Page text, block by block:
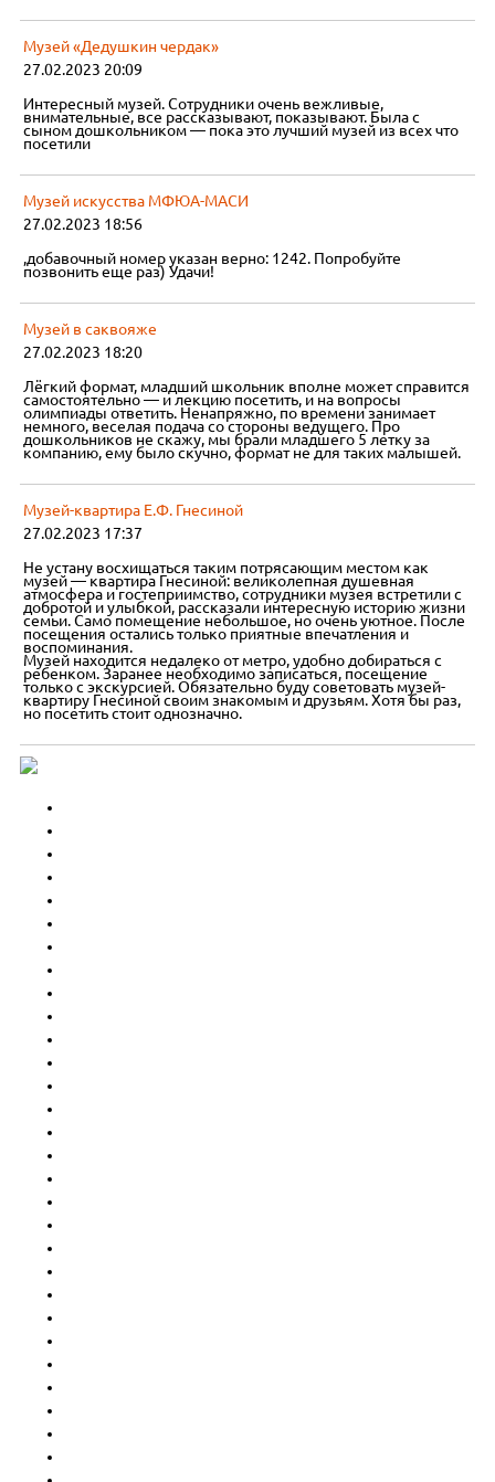
Музей «Дедушкин чердак»
27.02.2023 20:09
Интересный музей. Сотрудники очень вежливые,
внимательные, все рассказывают, показывают. Была с
сыном дошкольником — пока это лучший музей из всех что
посетили
Музей искусства МФЮА-МАСИ
27.02.2023 18:56
,добавочный номер указан верно: 1242. Попробуйте
позвонить еще раз) Удачи!
Музей в саквояже
27.02.2023 18:20
Лёгкий формат, младший школьник вполне может справится
самостоятельно — и лекцию посетить, и на вопросы
олимпиады ответить. Ненапряжно, по времени занимает
немного, веселая подача со стороны ведущего. Про
дошкольников не скажу, мы брали младшего 5 летку за
компанию, ему было скучно, формат не для таких малышей.
Музей-квартира Е.Ф. Гнесиной
27.02.2023 17:37
Не устану восхищаться таким потрясающим местом как
музей — квартира Гнесиной: великолепная душевная
атмосфера и гостеприимство, сотрудники музея встретили с
добротой и улыбкой, рассказали интересную историю жизни
семьи. Само помещение небольшое, но очень уютное. После
посещения остались только приятные впечатления и
воспоминания.
Музей находится недалеко от метро, удобно добираться с
ребенком. Заранее необходимо записаться, посещение
только с экскурсией. Обязательно буду советовать музей-
квартиру Гнесиной своим знакомым и друзьям. Хотя бы раз,
но посетить стоит однозначно.